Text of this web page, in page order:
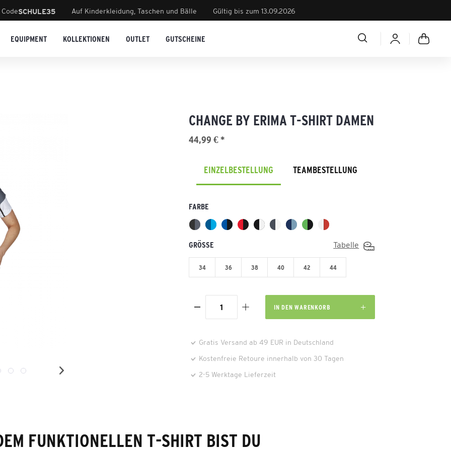
SCHULE35 Auf Kinderkleidung, Taschen und Bälle Gültig bis zum 13.09.2026
EQUIPMENT KOLLEKTIONEN OUTLET GUTSCHEINE
CHANGE BY ERIMA T-SHIRT DAMEN
44,99 € *
EINZELBESTELLUNG TEAMBESTELLUNG
FARBE
GRÖSSE Tabelle
34 36 38 40 42 44
IN DEN WARENKORB
Gratis Versand ab 49 EUR in Deutschland
Kostenfreie Retoure innerhalb von 30 Tagen
2-5 Werktage Lieferzeit
FUNKTIONELLEN T-SHIRT BIST DU